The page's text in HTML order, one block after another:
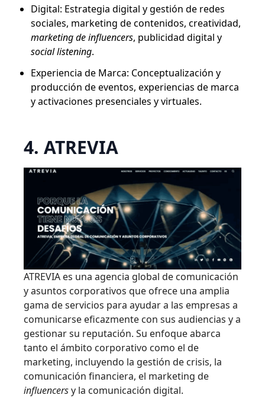
Digital: Estrategia digital y gestión de redes
sociales, marketing de contenidos, creatividad,
marketing de influencers, publicidad digital y
social listening.
Experiencia de Marca: Conceptualización y
producción de eventos, experiencias de marca
y activaciones presenciales y virtuales.
4. ATREVIA
ATREVIA es una agencia global de comunicación
y asuntos corporativos que ofrece una amplia
gama de servicios para ayudar a las empresas a
comunicarse eficazmente con sus audiencias y a
gestionar su reputación. Su enfoque abarca
tanto el ámbito corporativo como el de
marketing, incluyendo la gestión de crisis, la
comunicación financiera, el marketing de
influencersy la comunicación digital.